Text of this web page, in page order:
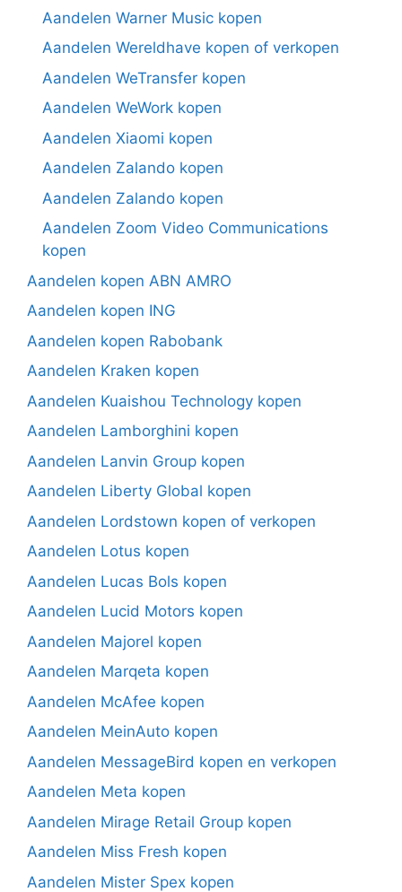
Aandelen Warner Music kopen
Aandelen Wereldhave kopen of verkopen
Aandelen WeTransfer kopen
Aandelen WeWork kopen
Aandelen Xiaomi kopen
Aandelen Zalando kopen
Aandelen Zalando kopen
Aandelen Zoom Video Communications
kopen
Aandelen kopen ABN AMRO
Aandelen kopen ING
Aandelen kopen Rabobank
Aandelen Kraken kopen
Aandelen Kuaishou Technology kopen
Aandelen Lamborghini kopen
Aandelen Lanvin Group kopen
Aandelen Liberty Global kopen
Aandelen Lordstown kopen of verkopen
Aandelen Lotus kopen
Aandelen Lucas Bols kopen
Aandelen Lucid Motors kopen
Aandelen Majorel kopen
Aandelen Marqeta kopen
Aandelen McAfee kopen
Aandelen MeinAuto kopen
Aandelen MessageBird kopen en verkopen
Aandelen Meta kopen
Aandelen Mirage Retail Group kopen
Aandelen Miss Fresh kopen
Aandelen Mister Spex kopen